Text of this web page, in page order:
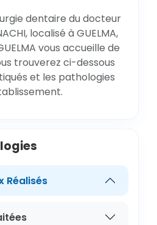
dentaire du docteur
localisé à GUELMA,
vous accueille de
trouverez ci-dessous
et les pathologies
Réalisés